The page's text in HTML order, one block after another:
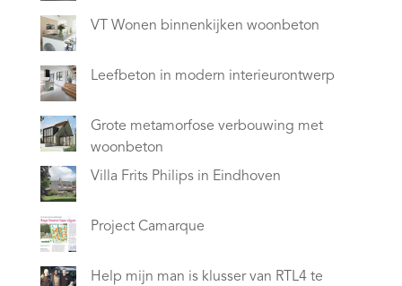
VT Wonen binnenkijken woonbeton
Leefbeton in modern interieurontwerp
Grote metamorfose verbouwing met
woonbeton
Villa Frits Philips in Eindhoven
Project Camarque
Help mijn man is klusser van RTL4 te